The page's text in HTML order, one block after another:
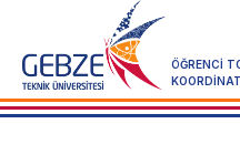
ÖĞRENCİ